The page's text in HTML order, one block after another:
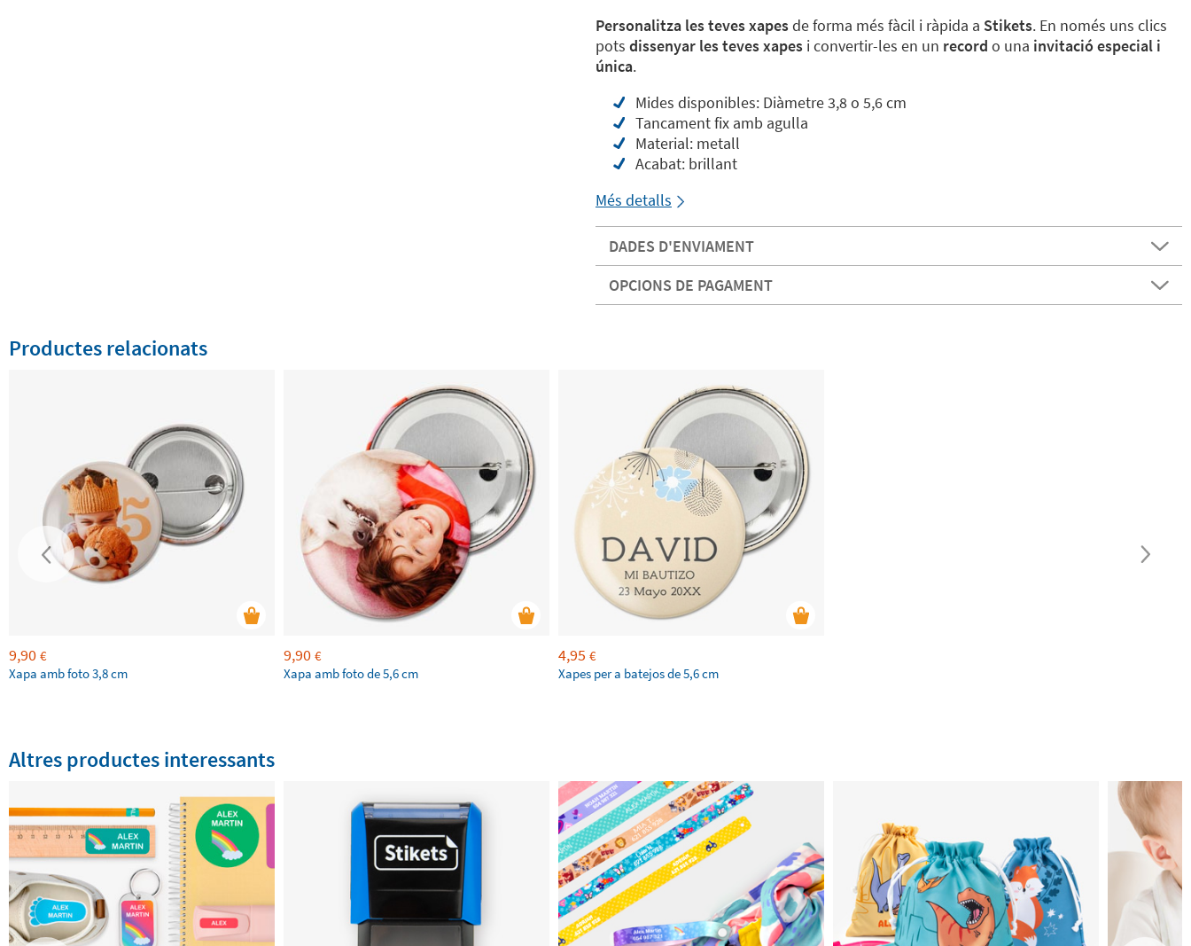
Personalitza les teves xapesde forma més fàcil i ràpida a Stikets. En només uns clics
pots dissenyar les teves xapes i convertir-les en un record o una invitació especial i
única.
Mides disponibles: Diàmetre 3,8 o 5,6 cm
Tancament fix amb agulla
Material: metall
Acabat: brillant
Més detalls
DADES D'ENVIAMENT
OPCIONS DE PAGAMENT
Productes relacionats
9,90 €
Xapa amb foto 3,8 cm
9,90 €
Xapa amb foto de 5,6 cm
4,95 €
Xapes per a batejos de 5,6 cm
Altres productes interessants